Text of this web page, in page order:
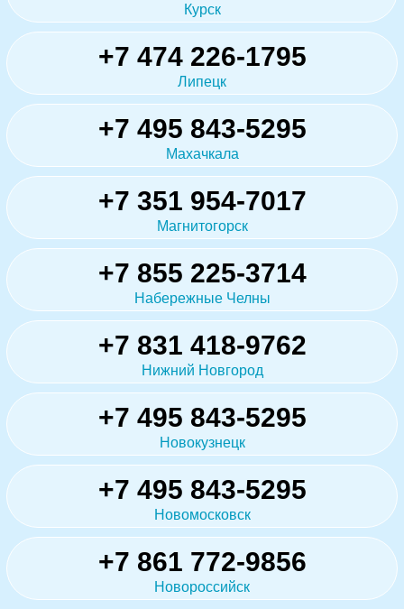
Курск
+7 474 226-1795
Липецк
+7 495 843-5295
Махачкала
+7 351 954-7017
Магнитогорск
+7 855 225-3714
Набережные Челны
+7 831 418-9762
Нижний Новгород
+7 495 843-5295
Новокузнецк
+7 495 843-5295
Новомосковск
+7 861 772-9856
Новороссийск